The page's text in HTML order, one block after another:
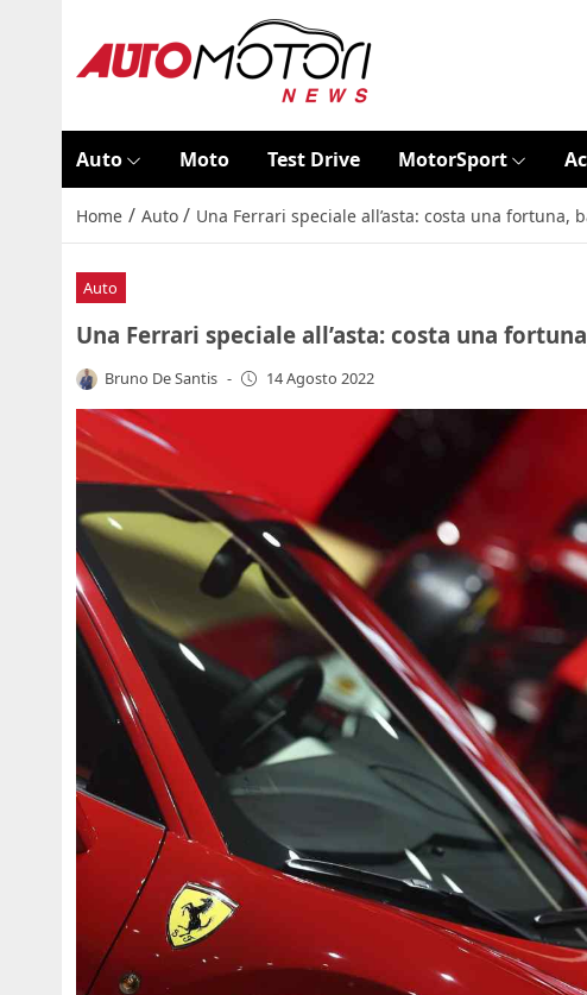
Auto Moto Test Drive MotorSport
Home / Auto / Una Ferrari speciale all’asta: costa una fortuna,
Auto
Una Ferrari speciale all’asta: costa una
Bruno De Santis - 14 Agosto 2022